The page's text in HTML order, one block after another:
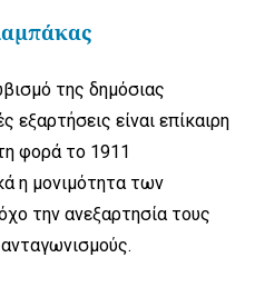
της δημόσιας
εξαρτήσεις είναι επίκαιρη
φορά το 1911
η μονιμότητα των
την ανεξαρτησία τους